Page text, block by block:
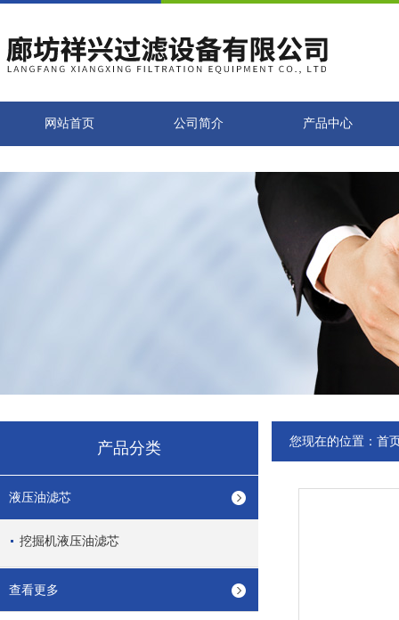
网站首页 公司简介 产品中心
产品分类
液压油滤芯
挖掘机液压油滤芯
查看更多
您现在的位置： 首